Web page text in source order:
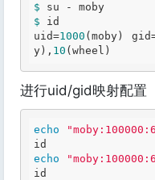
$
$ id
uid=1000 (moby)
y), 10 (wheel)
进行uid/gid映射配置
echo
echo
id